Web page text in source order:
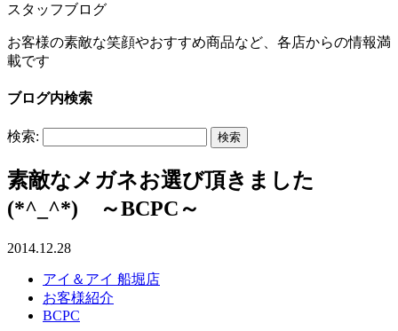
スタッフブログ
お客様の素敵な笑顔やおすすめ商品など、各店からの情報満
載です
ブログ内検索
検索:
素敵なメガネお選び頂きました
(*^_^*) ～BCPC～
2014.12.28
アイ＆アイ 船堀店
お客様紹介
BCPC